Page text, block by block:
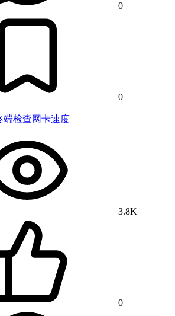
0
0
端检查网卡速度
3.8K
0